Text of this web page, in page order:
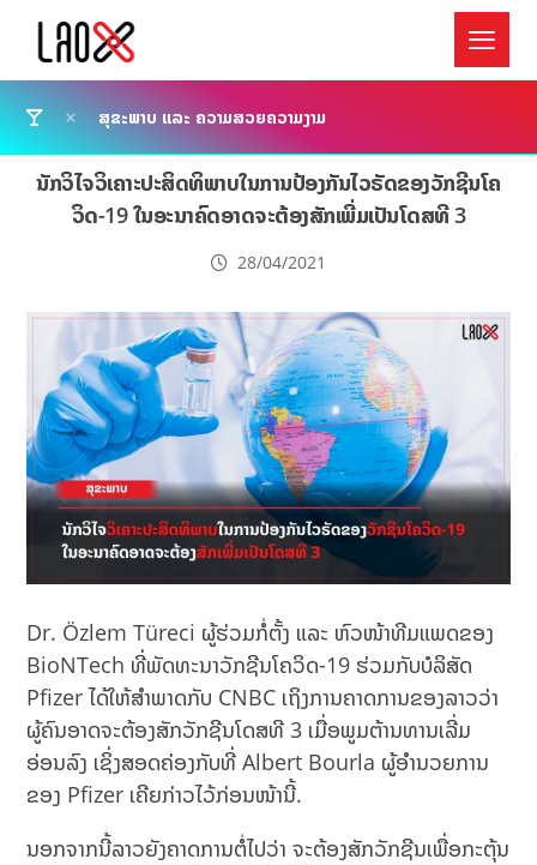
ສຸຂະພາບ ແລະ ຄວາມສວຍຄວາມງາມ
ນັກວິໄຈວິເຄາະປະສິດທິພາບໃນການປ້ອງກັນໄວຣັດຂອງວັກຊີນໂຄ
ວິດ-19 ໃນອະນາຄົດອາດຈະຕ້ອງສັກເພີ່ມເປັນໂດສທີ 3
28/04/2021
Dr. Özlem Türeci ຜູ້ຮ່ວມກໍ່ຕັ້ງ ແລະ ຫົວໜ້າທີມແພດຂອງ
BioNTech ທີ່ພັດທະນາວັກຊີນໂຄວິດ-19 ຮ່ວມກັບບໍລິສັດ
Pfizer ໄດ້ໃຫ້ສຳພາດກັບ CNBC ເຖິງການຄາດການຂອງລາວວ່າ
ຜູ້ຄົນອາດຈະຕ້ອງສັກວັກຊີນໂດສທີ 3 ເມື່ອພູມຕ້ານທານເລີ່ມ
ອ່ອນລົງ ເຊິ່ງສອດຄ່ອງກັບທີ່ Albert Bourla ຜູ້ອຳນວຍການ
ຂອງ Pfizer ເຄີຍກ່າວໄວ້ກ່ອນໜ້ານີ້.
ນອກຈາກນີ້ລາວຍັງຄາດການຕໍ່ໄປວ່າ ຈະຕ້ອງສັກວັກຊີນເພື່ອກະຕຸ້ນ